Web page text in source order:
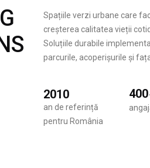
Spațiile verzi urbane care
creșterea calitatea vieții
Soluțiile durabile
parcurile, acoperișurile și
2010
an de referință
pentru România
400